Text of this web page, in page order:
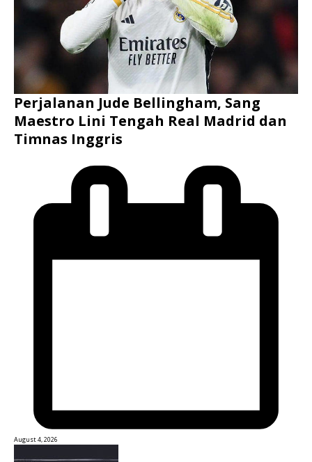
Perjalanan Jude Bellingham, Sang
Maestro Lini Tengah Real Madrid dan
Timnas Inggris
August 4, 2026